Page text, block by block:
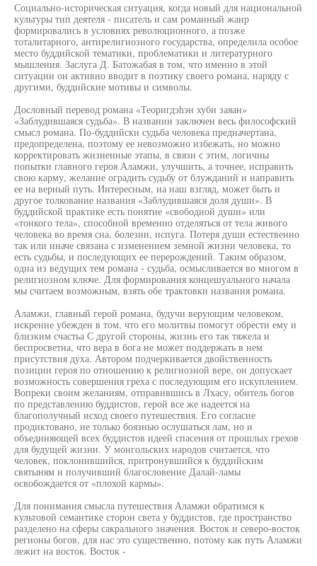
Социально-историческая ситуация, когда новый для национальной
культуры тип деятеля - писатель и сам романный жанр
формировались в условиях революционного, а позже
тоталитарного, антирелигиозного государства, определила особое
место буддийской тематики, проблематики и литературного
мышления. Заслуга Д. Батожабая в том, что именно в этой
ситуации он активно вводит в поэтику своего романа, наряду с
другими, буддийские мотивы и символы.
Дословный перевод романа «Теоригдэhэн хуби заяан»
«Заблудившаяся судьба». В названии заключен весь философский
смысл романа. По-буддийски судьба человека предначертана,
предопределена, поэтому ее невозможно избежать, но можно
корректировать жизненные этапы, в связи с этим, логичны
попытки главного героя Аламжи, улучшить, а точнее, исправить
свою карму, желание оградить судьбу от блужданий и направить
ее на верный путь. Интересным, на наш взгляд, может быть и
другое толкование названия «Заблудившаяся доля души». В
буддийской практике есть понятие «свободной души» или
«тонкого тела», способной временно отделяться от тела живого
человека во время сна, болезни, испуга. Потеря души естественно
так или иначе связана с изменением земной жизни человека, то
есть судьбы, и последующих ее перерождений. Таким образом,
одна из ведущих тем романа - судьба, осмысливается во многом в
религиозном ключе. Для формирования концешуального начала
мы считаем возможным, взять обе трактовки названия романа.
Аламжи, главный герой романа, будучи верующим человеком,
искренне убежден в том, что его молитвы помогут обрести ему и
близким счастьа С другой стороны, жизнь его так тяжела и
беспросветна, что вера в бога не может поддержать в нем
присутствия духа. Автором подчеркивается двойственность
позиции героя по отношению к религиозной вере, он допускает
возможность совершения греха с последующим его искуплением.
Вопреки своим желаниям, отправившись в Лхасу, обитель богов
по представлению буддистов, герой все же надеется на
благополучный исход своего путешествия. Его согласие
продиктовано, не только боязнью ослушаться лам, но и
объединяющей всех буддистов идеей спасения от прошлых грехов
для будущей жизни. У монгольских народов считается, что
человек, поклонившийся, притронувшийся к буддийским
святыням и получивший благословение Далай-ламы
освобождается от «плохой кармы».
Для понимания смысла путешествия Аламжи обратимся к
культовой семантике сторон света у буддистов, где пространство
разделено на сферы сакрального значения. Восток и северо-восток
регионы богов, для нас это существенно, потому как путь Аламжи
лежит на восток. Восток -